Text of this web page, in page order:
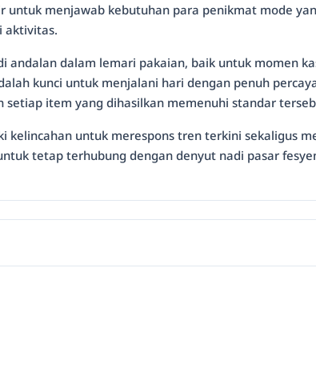
menjawab kebutuhan para penikmat mode
aktivitas.
dalam lemari pakaian, baik untuk momen
kunci untuk menjalani hari dengan penuh
item yang dihasilkan memenuhi standar
untuk merespons tren terkini sekaligus
tetap terhubung dengan denyut nadi pasar